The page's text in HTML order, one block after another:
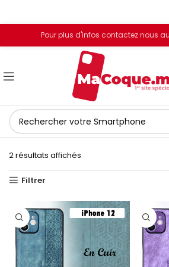
Pour plus d'infos contactez nous
2 résultats affichés
Filtrer